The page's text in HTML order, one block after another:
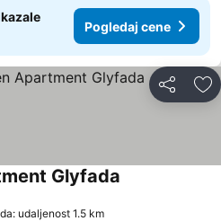
Pogledaj cene
Deli
Glyfada
udaljenost 1.5 km